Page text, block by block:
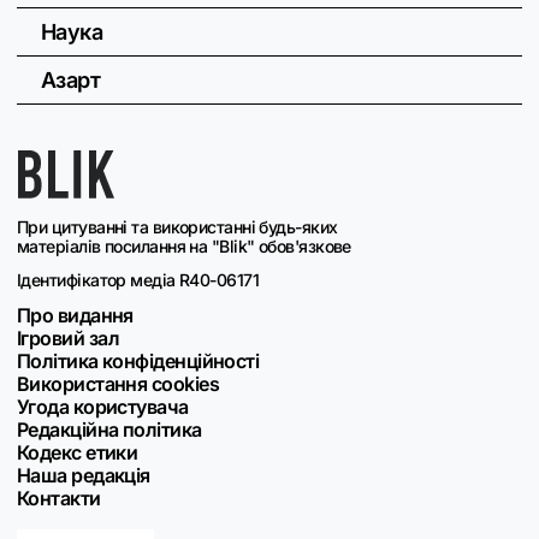
При цитуванні та використанні будь-яких
матеріалів посилання на "Blik" обов'язкове
Ідентифікатор медіа R40-06171
Про видання
Ігровий зал
Політика конфіденційності
Використання cookies
Угода користувача
Редакційна політика
Кодекс етики
Наша редакція
Контакти
Наука
Азарт